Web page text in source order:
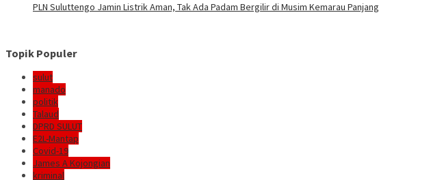
PLN Suluttengo Jamin Listrik Aman, Tak Ada Padam Bergilir di Musim Kemarau Panjang
Topik Populer
sulut
manado
politik
Talaud
DPRD SULUT
E2L-Mantap
Covid-19
James A Kojongian
kriminal